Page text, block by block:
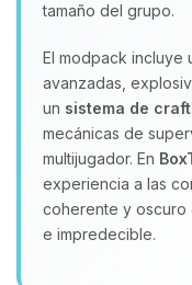
tamaño del grupo.
El modpack incluye
avanzadas,
un sistema de
mecánicas de
multijugador. En
experiencia a las
coherente y oscuro
e impredecible.